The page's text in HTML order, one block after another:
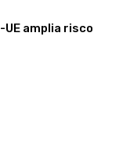
amplia risco